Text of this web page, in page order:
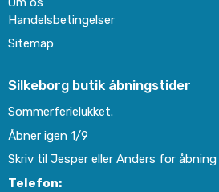
Handelsbetingelser
Sitemap
Silkeborg butik åbningstider
Sommerferielukket.
Åbner igen 1/9
Skriv til Jesper eller Anders for
Telefon: